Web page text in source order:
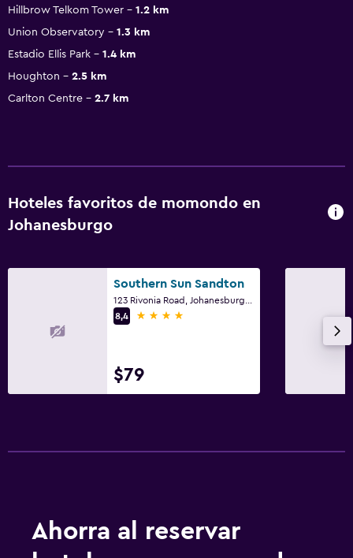
Hillbrow Telkom Tower
1.2 km
Union Observatory
1.3 km
Estadio Ellis Park
1.4 km
Houghton
2.5 km
Carlton Centre
2.7 km
Hoteles favoritos de momondo en
Johanesburgo
Southern Sun Sandton
8,4
4 estrellas
$79
Ahorra al reservar